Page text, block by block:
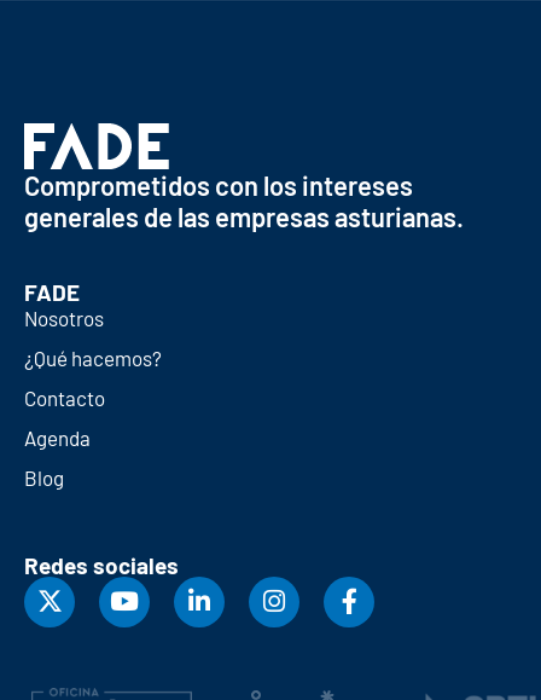
Comprometidos con los intereses
generales de las empresas asturianas.
FADE
Nosotros
¿Qué hacemos?
Contacto
Agenda
Blog
Redes sociales